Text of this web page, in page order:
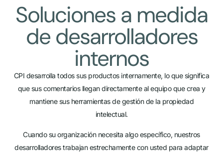
Soluciones a medida
de desarrolladores
internos
CPI desarrolla todos sus productos internamente, lo que significa
que sus comentarios llegan directamente al equipo que crea y
mantiene sus herramientas de gestión de la propiedad
intelectual.
Cuando su organización necesita algo específico, nuestros
desarrolladores trabajan estrechamente con usted para adaptar